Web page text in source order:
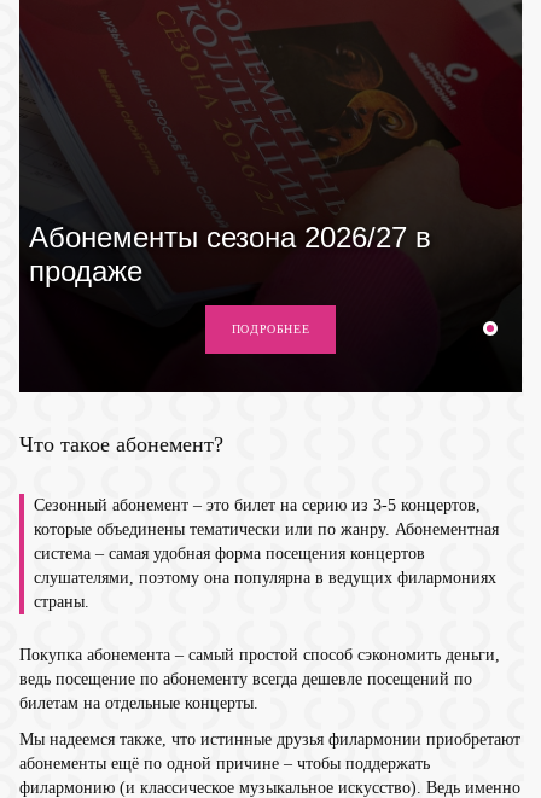
Абонементы сезона 2026/27 в
продаже
ПОДРОБНЕЕ
Что такое абонемент?
Сезонный абонемент – это билет на серию из 3-5 концертов,
которые объединены тематически или по жанру. Абонементная
система – самая удобная форма посещения концертов
слушателями, поэтому она популярна в ведущих филармониях
страны.
Покупка абонемента – самый простой способ сэкономить деньги,
ведь посещение по абонементу всегда дешевле посещений по
билетам на отдельные концерты.
Мы надеемся также, что истинные друзья филармонии приобретают
абонементы ещё по одной причине – чтобы поддержать
филармонию (и классическое музыкальное искусство). Ведь именно